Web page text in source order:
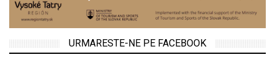
URMARESTE-NE PE FACEBOOK